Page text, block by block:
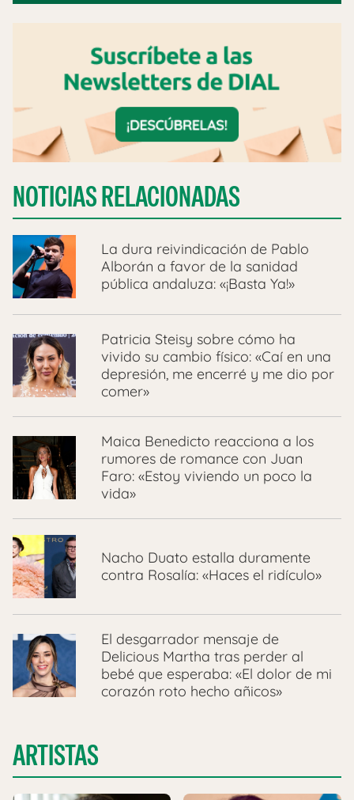
NOTICIAS RELACIONADAS
La dura reivindicación de Pablo
Alborán a favor de la sanidad
pública andaluza: «¡Basta Ya!»
Patricia Steisy sobre cómo ha
vivido su cambio físico: «Caí en una
depresión, me encerré y me dio por
comer»
Maica Benedicto reacciona a los
rumores de romance con Juan
Faro: «Estoy viviendo un poco la
vida»
Nacho Duato estalla duramente
contra Rosalía: «Haces el ridículo»
El desgarrador mensaje de
Delicious Martha tras perder al
bebé que esperaba: «El dolor de mi
corazón roto hecho añicos»
ARTISTAS